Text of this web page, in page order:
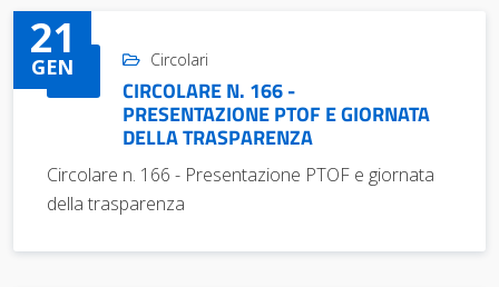
21
GEN Circolari
CIRCOLARE N. 166 -
PRESENTAZIONE PTOF E GIORNATA
DELLA TRASPARENZA
Circolare n. 166 - Presentazione PTOF e giornata
della trasparenza